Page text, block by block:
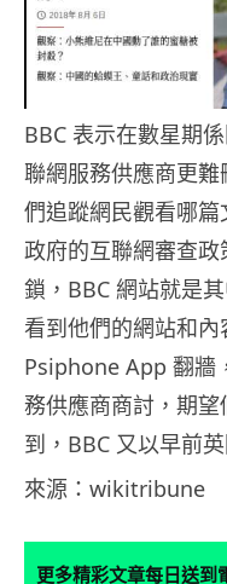
BBC 表示在數星期
聯網服務供應商更
們追蹤網民觀看哪
政府的互聯網審查
鎖，BBC 網站就是
看到他們的網站和
Psiphone App 翻牆
務供應商商討，期
到，BBC 又以早前
來源：wikitribune
更多精彩文章每日送到